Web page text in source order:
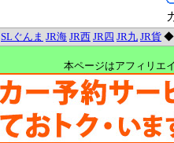
SLぐんま JR海 JR西 JR四 JR九 JR貨
本ページはアフィリエ